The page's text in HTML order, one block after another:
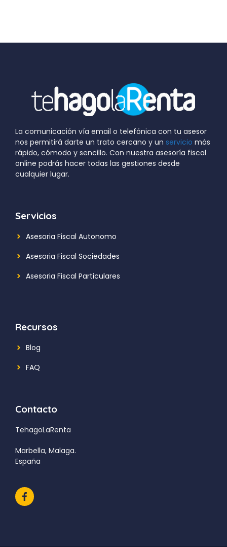
La comunicación vía email o telefónica con tu asesor
nos permitirá darte un trato cercano y un servicio más
rápido, cómodo y sencillo. Con nuestra asesoría fiscal
online podrás hacer todas las gestiones desde
cualquier lugar.
Servicios
Asesoria Fiscal Autonomo
Asesoria Fiscal Sociedades
Asesoria Fiscal Particulares
Recursos
Blog
FAQ
Contacto
TehagoLaRenta
Marbella, Malaga.
España